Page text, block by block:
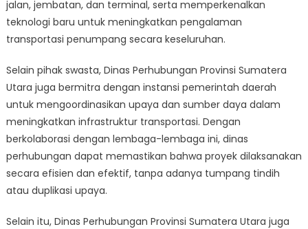
jalan, jembatan, dan terminal, serta memperkenalkan
teknologi baru untuk meningkatkan pengalaman
transportasi penumpang secara keseluruhan.
Selain pihak swasta, Dinas Perhubungan Provinsi Sumatera
Utara juga bermitra dengan instansi pemerintah daerah
untuk mengoordinasikan upaya dan sumber daya dalam
meningkatkan infrastruktur transportasi. Dengan
berkolaborasi dengan lembaga-lembaga ini, dinas
perhubungan dapat memastikan bahwa proyek dilaksanakan
secara efisien dan efektif, tanpa adanya tumpang tindih
atau duplikasi upaya.
Selain itu, Dinas Perhubungan Provinsi Sumatera Utara juga